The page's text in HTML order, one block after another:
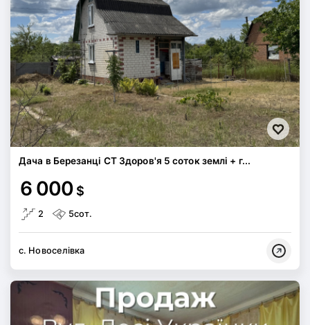
Дача в Березанці СТ Здоров'я 5 соток землі + г...
6 000 $
2 5сот.
с. Новоселівка